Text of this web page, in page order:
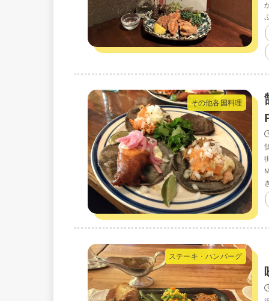
その他各国料理
ステーキ・ハンバーグ